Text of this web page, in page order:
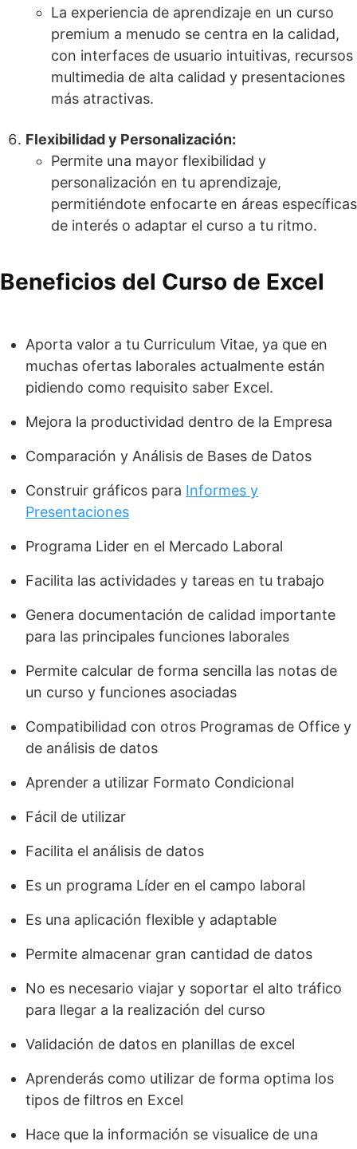
La experiencia de aprendizaje en un curso
premium a menudo se centra en la calidad,
con interfaces de usuario intuitivas, recursos
multimedia de alta calidad y presentaciones
más atractivas.
Flexibilidad y Personalización:
Permite una mayor flexibilidad y
personalización en tu aprendizaje,
permitiéndote enfocarte en áreas específicas
de interés o adaptar el curso a tu ritmo.
Beneficios del Curso de Excel
Aporta valor a tu Curriculum Vitae, ya que en
muchas ofertas laborales actualmente están
pidiendo como requisito saber Excel.
Mejora la productividad dentro de la Empresa
Comparación y Análisis de Bases de Datos
Construir gráficos para Informes y
Presentaciones
Programa Lider en el Mercado Laboral
Facilita las actividades y tareas en tu trabajo
Genera documentación de calidad importante
para las principales funciones laborales
Permite calcular de forma sencilla las notas de
un curso y funciones asociadas
Compatibilidad con otros Programas de Office y
de análisis de datos
Aprender a utilizar Formato Condicional
Fácil de utilizar
Facilita el análisis de datos
Es un programa Líder en el campo laboral
Es una aplicación flexible y adaptable
Permite almacenar gran cantidad de datos
No es necesario viajar y soportar el alto tráfico
para llegar a la realización del curso
Validación de datos en planillas de excel
Aprenderás como utilizar de forma optima los
tipos de filtros en Excel
Hace que la información se visualice de una